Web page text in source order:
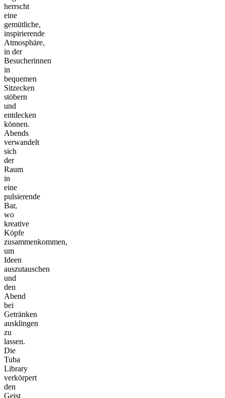
herrscht
eine
gemütliche,
inspirierende
Atmosphäre,
in der
Besucherinnen
in
bequemen
Sitzecken
stöbern
und
entdecken
können.
Abends
verwandelt
sich
der
Raum
in
eine
pulsierende
Bar,
wo
kreative
Köpfe
zusammenkommen,
um
Ideen
auszutauschen
und
den
Abend
bei
Getränken
ausklingen
zu
lassen.
Die
Tuba
Library
verkörpert
den
Geist